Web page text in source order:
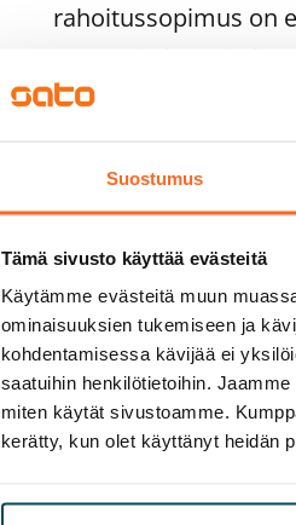
Suostumus
Tämä sivusto käyttää evästeitä
Käytämme evästeitä muun
ominaisuuksien tukemiseen ja
kohdentamisessa kävijää ei
saatuihin henkilötietoihin.
miten käytät sivustoamme.
kerätty, kun olet käyttänyt heidän
rahoitussopimus on
SATOn toimitusjohtaja
Rahoitussopimus
kohti vakuudetonta
2017 ensimmäisen
SATO on
parantanut
vakuudeton